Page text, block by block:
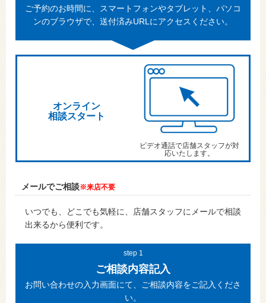
ご予約のお時間に、スマートフォンやタブレット、パソコ
ンのブラウザで、送付済みURLにアクセスください。
オンライン
相談スタート
ビデオ通話で店舗スタッフが対
応いたします。
メールでご相談※来店不要
いつでも、どこでも気軽に、店舗スタッフにメールで相談
出来るから便利です。
step 1
ご相談内容記入
お問い合わせの入力画面にて、ご相談内容をご記入くださ
い。